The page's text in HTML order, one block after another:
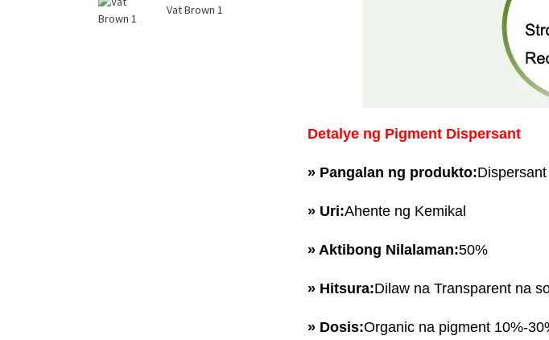
Vat Brown 1
Detalye ng Pigment Dispersant
» Pangalan ng produkto:Dispersant
» Uri:Ahente ng Kemikal
» Aktibong Nilalaman:50%
» Hitsura:Dilaw na Transparent na
» Dosis:Organic na pigment 10%-